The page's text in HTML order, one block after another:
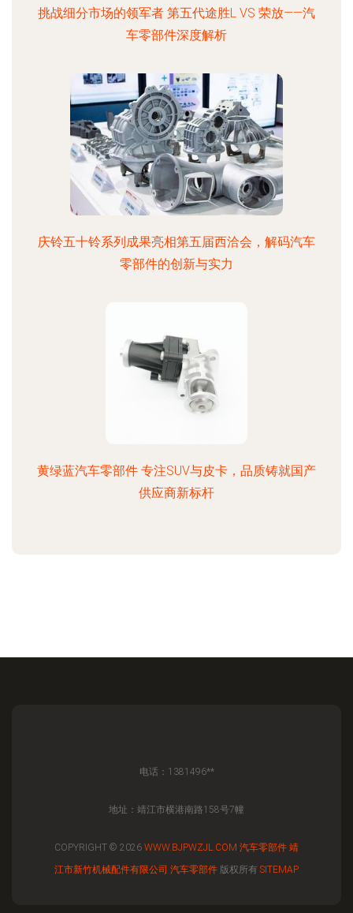
挑战细分市场的领军者 第五代途胜L VS 荣放——汽
车零部件深度解析
庆铃五十铃系列成果亮相第五届西洽会，解码汽车
零部件的创新与实力
黄绿蓝汽车零部件 专注SUV与皮卡，品质铸就国产
供应商新标杆
电话：1381496**
地址：靖江市横港南路158号7幢
COPYRIGHT © 2026 WWW.BJPWZJL.COM 汽车零部件 靖
江市新竹机械配件有限公司 汽车零部件 版权所有 SITEMAP